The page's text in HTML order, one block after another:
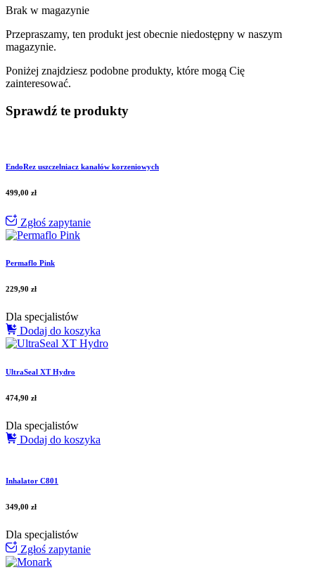
Brak w magazynie
Przepraszamy, ten produkt jest obecnie niedostępny w naszym
magazynie.
Poniżej znajdziesz podobne produkty, które mogą Cię
zainteresować.
Sprawdź te produkty
EndoRez uszczelniacz kanałów korzeniowych
499,00 zł
Zgłoś zapytanie
Permaflo Pink
229,90 zł
Dla specjalistów
Dodaj do koszyka
UltraSeal XT Hydro
474,90 zł
Dla specjalistów
Dodaj do koszyka
Inhalator C801
349,00 zł
Dla specjalistów
Zgłoś zapytanie